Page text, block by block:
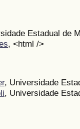
Estadual de
, <html />
, Universidade
, Universidade